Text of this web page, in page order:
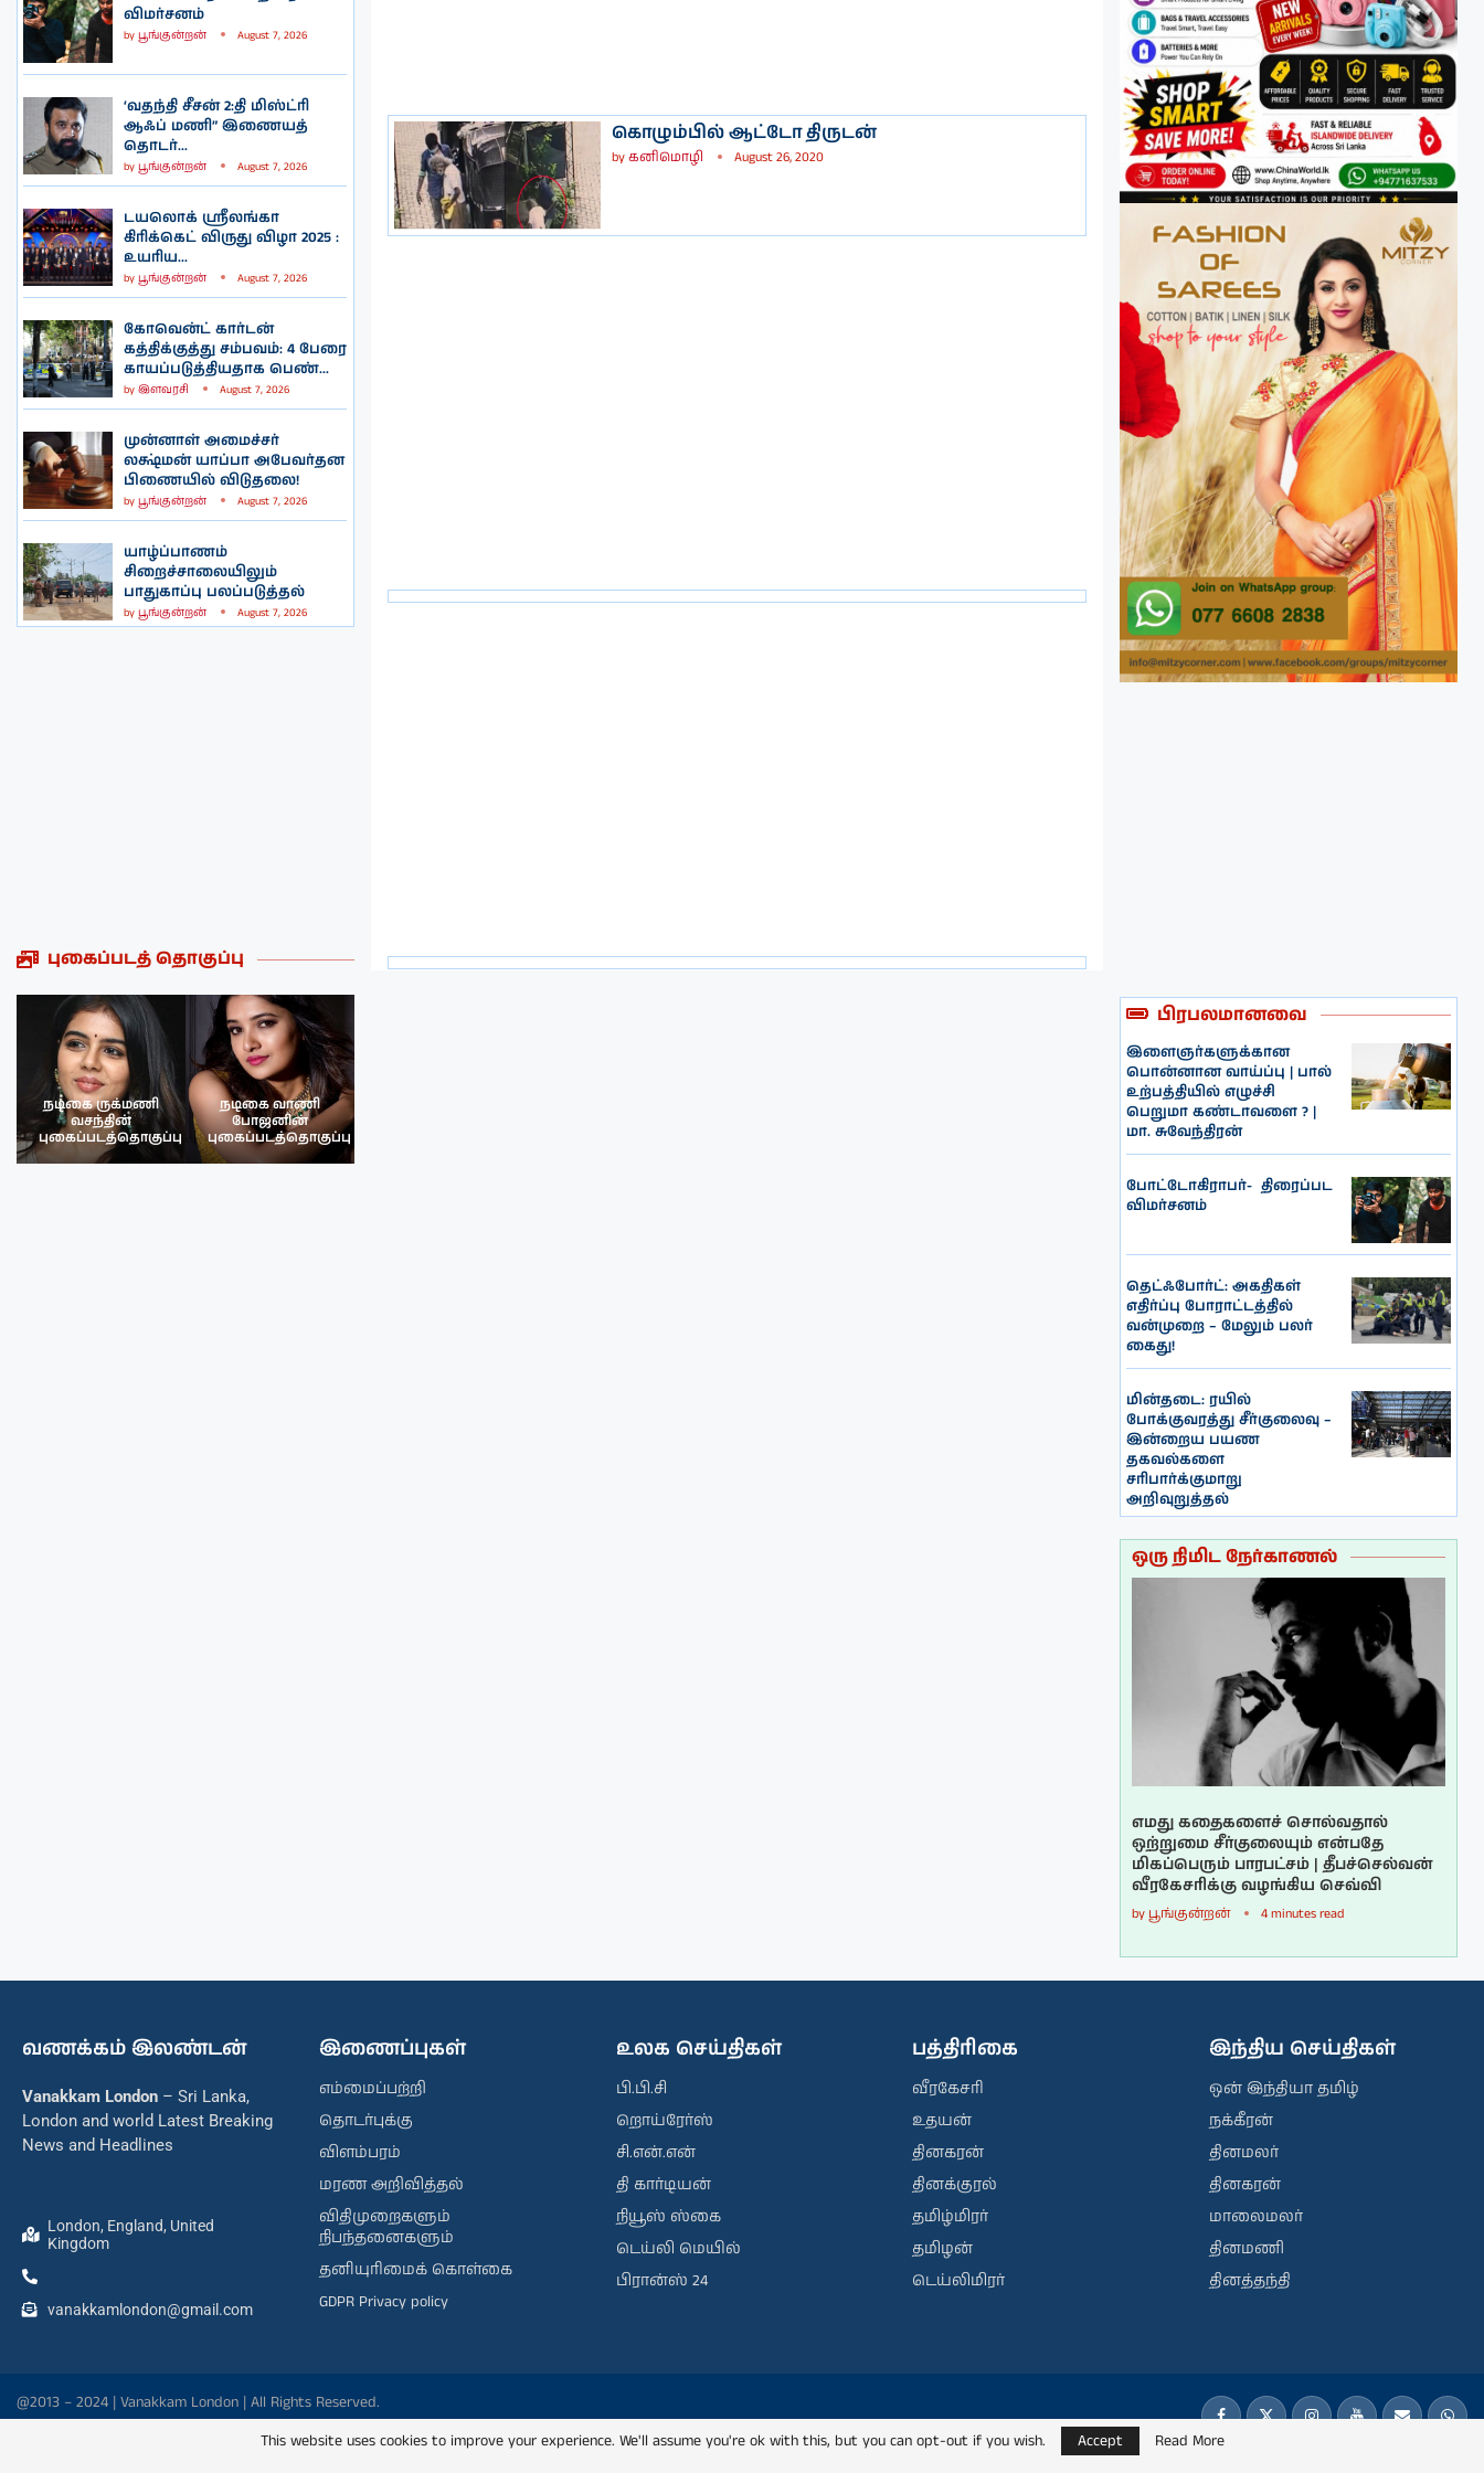
விமர்சனம்
by பூங்குன்றன் August 7, 2026
‘வதந்தி சீசன் 2:தி மிஸ்ட்ரி
ஆஃப் மணி” இணையத்
தொடர்...
by பூங்குன்றன் August 7, 2026
டயலொக் ஸ்ரீலங்கா
கிரிக்கெட் விருது விழா 2025 :
உயரிய...
by பூங்குன்றன் August 7, 2026
கோவென்ட் கார்டன்
கத்திக்குத்து சம்பவம்: 4 பேரை
காயப்படுத்தியதாக பெண்...
by இளவரசி August 7, 2026
முன்னாள் அமைச்சர்
லக்ஷ்மன் யாப்பா அபேவர்தன
பிணையில் விடுதலை!
by பூங்குன்றன் August 7, 2026
யாழ்ப்பாணம்
சிறைச்சாலையிலும்
பாதுகாப்பு பலப்படுத்தல்
by பூங்குன்றன் August 7, 2026
புகைப்படத் தொகுப்பு
நடிகை ருக்மணி
வசந்தின்
புகைப்படத்தொகுப்பு
நடிகை வாணி
போஜனின்
புகைப்படத்தொகுப்பு
கொழும்பில் ஆட்டோ திருடன்
byகனிமொழி August 26, 2020
பிரபலமானவை
இளைஞர்களுக்கான
பொன்னான வாய்ப்பு | பால்
உற்பத்தியில் எழுச்சி
பெறுமா கண்டாவளை ? |
மா. சுவேந்திரன்
போட்டோகிராபர்- ‌ திரைப்பட
விமர்சனம்
தெட்ஃபோர்ட்: அகதிகள்
எதிர்ப்பு போராட்டத்தில்
வன்முறை – மேலும் பலர்
கைது!
மின்தடை: ரயில்
போக்குவரத்து சீர்குலைவு –
இன்றைய பயண
தகவல்களை
சரிபார்க்குமாறு
அறிவுறுத்தல்
ஒரு நிமிட நேர்காணல்
எமது கதைகளைச் சொல்வதால்
ஒற்றுமை சீர்குலையும் என்பதே
மிகப்பெரும் பாரபட்சம் | தீபச்செல்வன்
வீரகேசரிக்கு வழங்கிய செவ்வி
by பூங்குன்றன் 4 minutes read
வணக்கம் இலண்டன்
Vanakkam London – Sri Lanka,
London and world Latest Breaking
News and Headlines
London, England, United
Kingdom
vanakkamlondon@gmail.com
இணைப்புகள்
எம்மைப்பற்றி
தொடர்புக்கு
விளம்பரம்
மரண அறிவித்தல்
விதிமுறைகளும்
நிபந்தனைகளும்
தனியுரிமைக் கொள்கை
GDPR Privacy policy
உலக செய்திகள்
பி.பி.சி
றொய்ரேர்ஸ்
சி.என்.என்
தி கார்டியன்
நியூஸ் ஸ்கை
டெய்லி மெயில்
பிரான்ஸ் 24
பத்திரிகை
வீரகேசரி
உதயன்
தினகரன்
தினக்குரல்
தமிழ்மிரர்
தமிழன்
டெய்லிமிரர்
இந்திய செய்திகள்
ஒன் இந்தியா தமிழ்
நக்கீரன்
தினமலர்
தினகரன்
மாலைமலர்
தினமணி
தினத்தந்தி
@2013 – 2024 | Vanakkam London | All Rights Reserved.
This website uses cookies to improve your experience. We'll assume you're ok with this, but you can opt-out if you wish.
Accept Read More